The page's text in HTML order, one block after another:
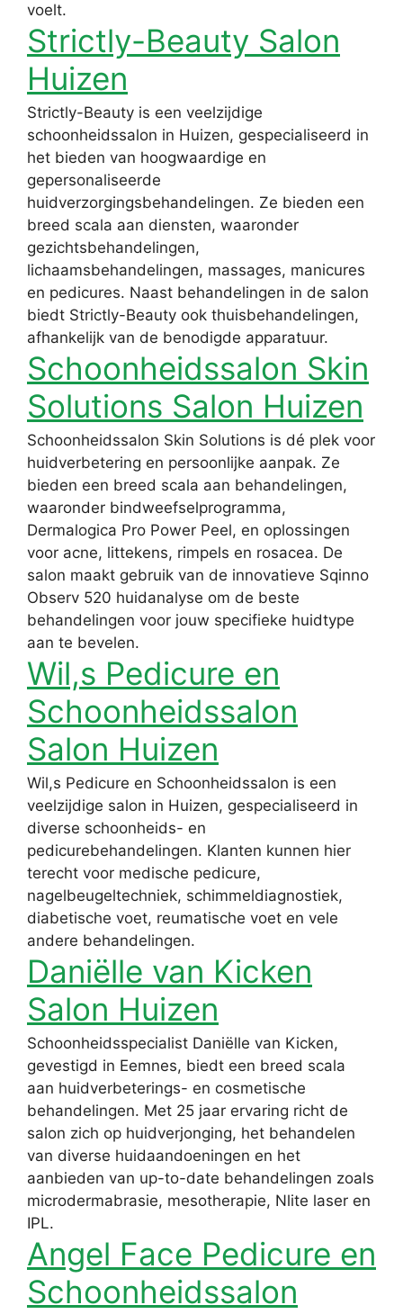
voelt.
Strictly-Beauty Salon
Huizen
Strictly-Beauty is een veelzijdige
schoonheidssalon in Huizen, gespecialiseerd in
het bieden van hoogwaardige en
gepersonaliseerde
huidverzorgingsbehandelingen. Ze bieden een
breed scala aan diensten, waaronder
gezichtsbehandelingen,
lichaamsbehandelingen, massages, manicures
en pedicures. Naast behandelingen in de salon
biedt Strictly-Beauty ook thuisbehandelingen,
afhankelijk van de benodigde apparatuur.
Schoonheidssalon Skin
Solutions Salon Huizen
Schoonheidssalon Skin Solutions is dé plek voor
huidverbetering en persoonlijke aanpak. Ze
bieden een breed scala aan behandelingen,
waaronder bindweefselprogramma,
Dermalogica Pro Power Peel, en oplossingen
voor acne, littekens, rimpels en rosacea. De
salon maakt gebruik van de innovatieve Sqinno
Observ 520 huidanalyse om de beste
behandelingen voor jouw specifieke huidtype
aan te bevelen.
Wil,s Pedicure en
Schoonheidssalon
Salon Huizen
Wil,s Pedicure en Schoonheidssalon is een
veelzijdige salon in Huizen, gespecialiseerd in
diverse schoonheids- en
pedicurebehandelingen. Klanten kunnen hier
terecht voor medische pedicure,
nagelbeugeltechniek, schimmeldiagnostiek,
diabetische voet, reumatische voet en vele
andere behandelingen.
Daniëlle van Kicken
Salon Huizen
Schoonheidsspecialist Daniëlle van Kicken,
gevestigd in Eemnes, biedt een breed scala
aan huidverbeterings- en cosmetische
behandelingen. Met 25 jaar ervaring richt de
salon zich op huidverjonging, het behandelen
van diverse huidaandoeningen en het
aanbieden van up-to-date behandelingen zoals
microdermabrasie, mesotherapie, Nlite laser en
IPL.
Angel Face Pedicure en
Schoonheidssalon